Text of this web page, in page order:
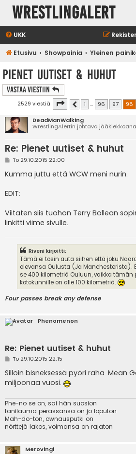
WrestlingAlert
UKK
Etusivu Showpainia Yleinen
Pienet uutiset & huhut
Vastaa Viestiin
2529 viestiä Sivu /
Edellinen
1 … 96 97 98
DeadManWalking
WrestlingAlertin johtava
Re: Pienet uutiset & huhut
V
e
s
i
To 29.10.2015 22:00
Kumma juttu että WCW meni nurin.
EDIT:
Viitaten siis tuohon Terry Bollean
linkitti viime sivulle.
Riveni kirjoitti:
Tämä ei tosin auta siihen että joku
olevansa Oulusta (Ja Manchesterista).
se 400 kilometriä Ouluun, vaikka tämän
kotokunnille on alle 100 kilometriä.
Four passes break any defense
Phenomenon
Re: Pienet uutiset & huhut
V
e
s
t
To 29.10.2015 22:15
Silloin bisneksessä pyöri raha. Mean
miljoonaa vuosi.
Phe-no se on, sai hän suosion
fanilauma perässänsä on jo loputon
Mah-do-ton, ownausputki on
nörttejä lakos, voimansa on rajaton
Merovingi